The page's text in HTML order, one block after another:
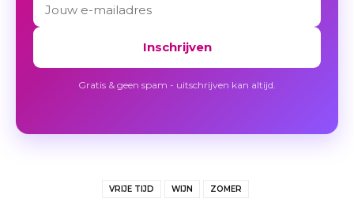
Inschrijven
Gratis & geen spam - uitschrijven kan altijd.
VRIJE TIJD WIJN ZOMER